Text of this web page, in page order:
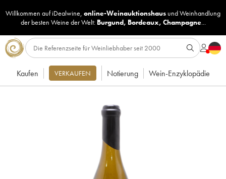
Willkommen auf iDealwine, online-Weinauktionshaus undWeinhandlung
der besten Weine der Welt: Burgund, Bordeaux, Champagne...
Kaufen VERKAUFEN Notierung Wein-Enzyklopädie